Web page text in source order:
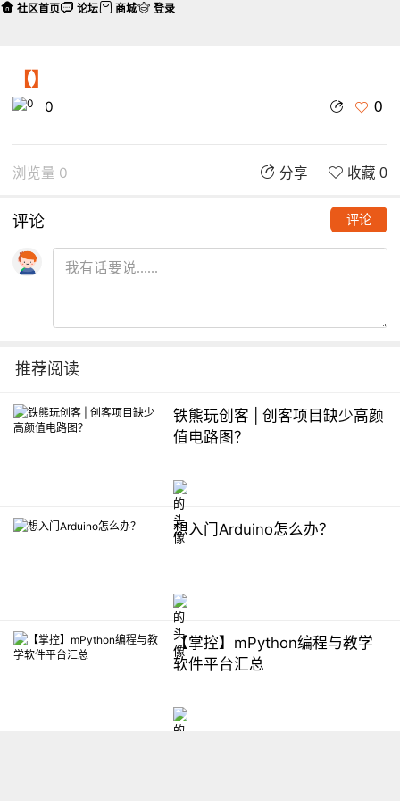
【】
0 0
浏览量 0 分享 收藏 0
评论 评论
推荐阅读
铁熊玩创客 | 创客项目缺少高颜
值电路图？
想入门Arduino怎么办？
【掌控】mPython编程与教学
软件平台汇总
社区首页 论坛 商城 登录